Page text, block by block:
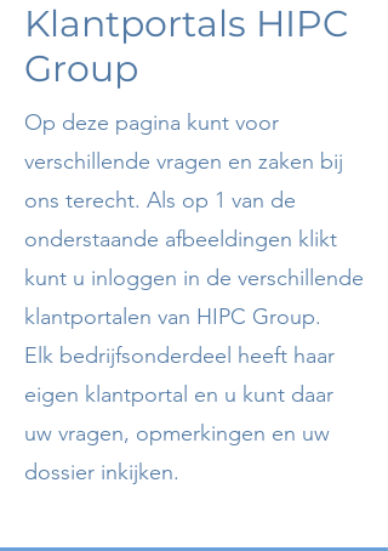
Klantportals HIPC
Group
Op deze pagina kunt voor
verschillende vragen en zaken bij
ons terecht. Als op 1 van de
onderstaande afbeeldingen klikt
kunt u inloggen in de verschillende
klantportalen van HIPC Group.
Elk bedrijfsonderdeel heeft haar
eigen klantportal en u kunt daar
uw vragen, opmerkingen en uw
dossier inkijken.